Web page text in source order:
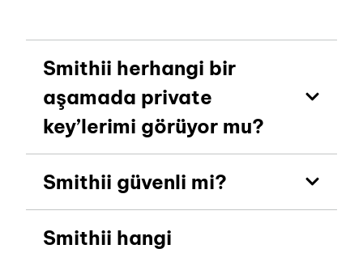
Smithii herhangi bir
aşamada private
key’lerimi görüyor mu?
Smithii güvenli mi?
Smithii hangi